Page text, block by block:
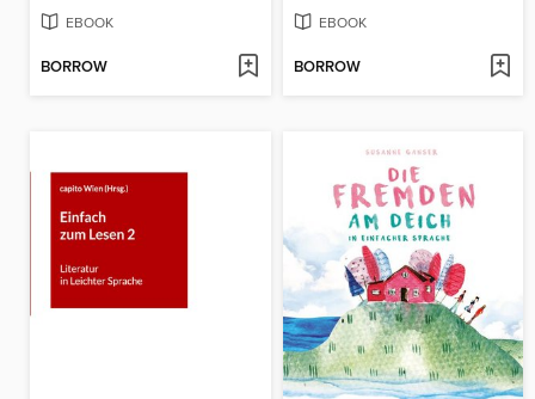
EBOOK
BORROW
EBOOK
BORROW